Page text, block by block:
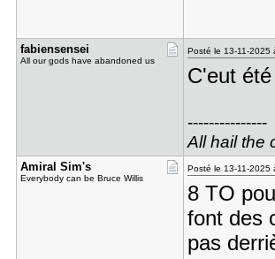
fabiensens​ei
All our gods have abandoned us
Posté le 13-11-2025
C'eut
---------------
All hail the
Amiral Sim​'s
Everybody can be Bruce Willis
Posté le 13-11-2025
8 TO
font des
pas